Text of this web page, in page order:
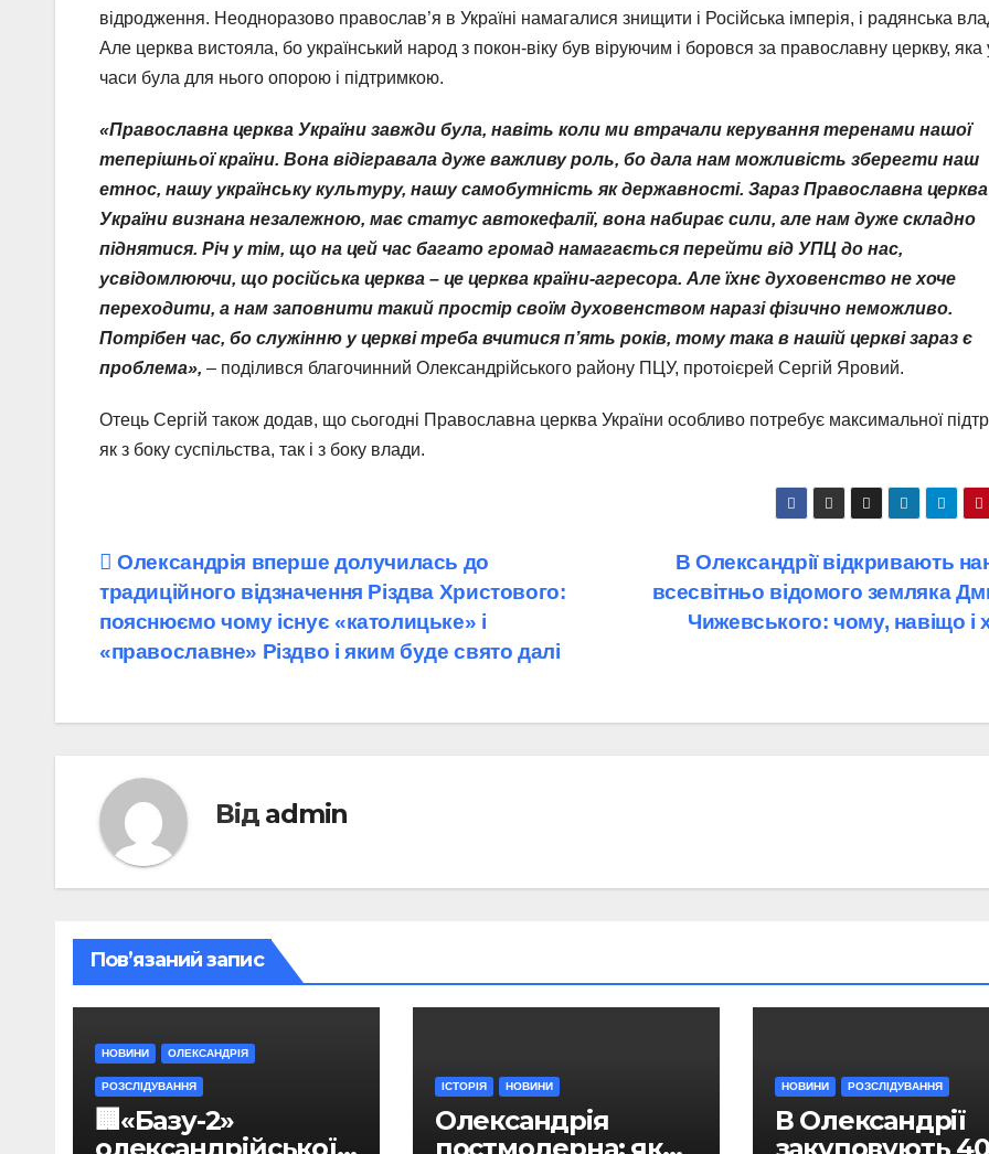
відродження. Неодноразово православ’я в Україні намагалися знищити і Російська імперія, і радянська
Але церква вистояла, бо український народ з покон-віку був віруючим і боровся за православну церкву, яка
часи була для нього опорою і підтримкою.
«Православна церква України завжди була, навіть коли ми втрачали керування теренами нашої
теперішньої країни. Вона відігравала дуже важливу роль, бо дала нам можливість зберегти наш
етнос, нашу українську культуру, нашу самобутність як державності. Зараз Православна церква
України визнана незалежною, має статус автокефалії, вона набирає сили, але нам дуже складно
піднятися. Річ у тім, що на цей час багато громад намагається перейти від УПЦ до нас,
усвідомлюючи, що російська церква – це церква країни-агресора. Але їхнє духовенство не хоче
переходити, а нам заповнити такий простір своїм духовенством наразі фізично неможливо.
Потрібен час, бо служінню у церкві треба вчитися п’ять років, тому така в нашій церкві зараз є
проблема», – поділився благочинний Олександрійського району ПЦУ, протоієрей Сергій Яровий.
Отець Сергій також додав, що сьогодні Православна церква України особливо потребує максимальної
як з боку суспільства, так і з боку влади.
Навігація
записів
В Олександрії відкривають
всесвітньо відомого земляка
Чижевського: чому, навіщо і
Олександрія вперше долучилась до
традиційного відзначення Різдва Христового:
пояснюємо чому існує «католицьке» і
«православне» Різдво і яким буде свято далі
Від admin
Пов’язаний запис
НОВИНИ ОЛЕКСАНДРІЯ
РОЗСЛІДУВАННЯ
🏢«Базу-2»
ІСТОРІЯ НОВИНИ
Олександрія
НОВИНИ РОЗСЛІДУВАННЯ
В Олександрії